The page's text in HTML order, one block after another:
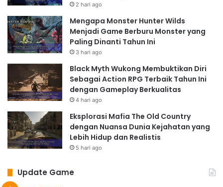
2 hari ago
Mengapa Monster Hunter Wilds
Menjadi Game Berburu Monster yang
Paling Dinanti Tahun Ini
3 hari ago
Black Myth Wukong Membuktikan Diri
Sebagai Action RPG Terbaik Tahun Ini
dengan Gameplay Berkualitas
4 hari ago
Eksplorasi Mafia The Old Country
dengan Nuansa Dunia Kejahatan yang
Lebih Hidup dan Realistis
5 hari ago
Update Game